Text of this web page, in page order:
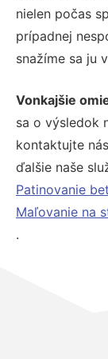
nielen počas
prípadnej
snažíme sa ju
Vonkajšie
sa o výsledok
kontaktujte
ďalšie naše
Patinovanie
Maľovanie na
.